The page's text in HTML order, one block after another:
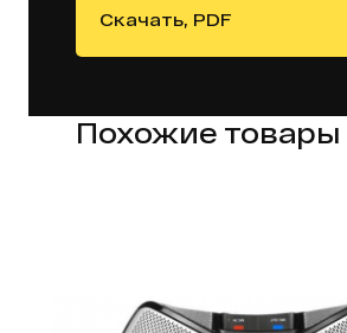
Скачать, PDF
Похожие товары